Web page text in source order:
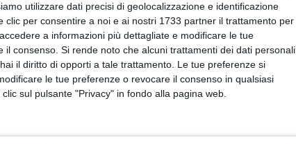
utilizzare dati precisi di geolocalizzazione e identificazione
clic per consentire a noi e ai nostri 1733 partner il trattamento per
a informazioni più dettagliate e modificare le tue
il consenso. Si rende noto che alcuni trattamenti dei dati personali
il diritto di opporti a tale trattamento. Le tue preferenze si
le tue preferenze o revocare il consenso in qualsiasi
sul pulsante "Privacy" in fondo alla pagina web.
uno dei protagonisti dei Giochi
tra i migliori in Italia.